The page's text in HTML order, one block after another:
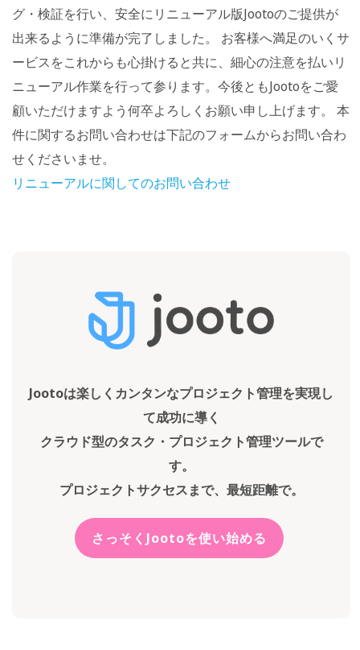
グ・検証を行い、安全にリニューアル版Jootoのご提供が
出来るように準備が完了しました。 お客様へ満足のいくサ
ービスをこれからも心掛けると共に、細心の注意を払いリ
ニューアル作業を行って参ります。今後ともJootoをご愛
顧いただけますよう何卒よろしくお願い申し上げます。 本
件に関するお問い合わせは下記のフォームからお問い合わ
せくださいませ。
リニューアルに関してのお問い合わせ
Jootoは楽しくカンタンなプロジェクト管理を実現し
て成功に導く
クラウド型のタスク・プロジェクト管理ツールで
す。
プロジェクトサクセスまで、最短距離で。
さっそくJootoを使い始める